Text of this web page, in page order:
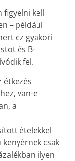
figyelni kell
– például
ez gyakori
és B-
fel.
étkezés
van-e
a
ételekkel
csak
ilyen